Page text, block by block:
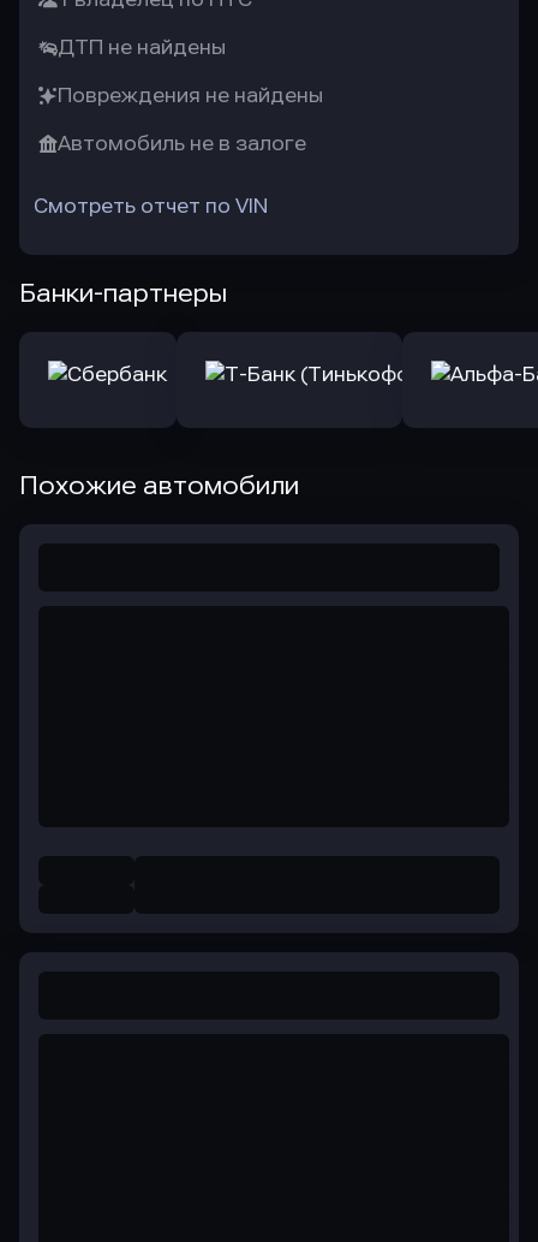
ДТП не найдены
Повреждения не найдены
Автомобиль не в залоге
Смотреть отчет по VIN
Банки-партнеры
Похожие автомобили